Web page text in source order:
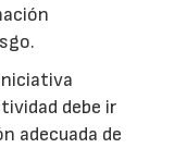
debe ir
adecuada de